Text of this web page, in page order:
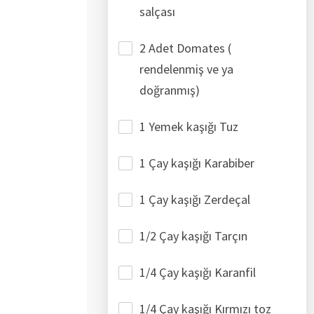
salçası
2 Adet Domates (
rendelenmiş ve ya
doğranmış)
1 Yemek kaşığı Tuz
1 Çay kaşığı Karabiber
1 Çay kaşığı Zerdeçal
1/2 Çay kaşığı Tarçın
1/4 Çay kaşığı Karanfil
1/4 Çay kaşığı Kırmızı toz